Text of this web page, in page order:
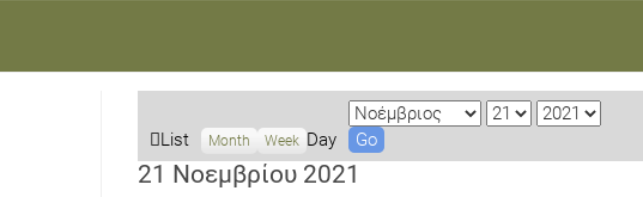
V
i
List Month Week Day
M
o
n
D
y
Y
a
21 Νοεμβρίου 2021